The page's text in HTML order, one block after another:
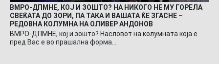
ВМРО-ДПМНЕ, КОЈ И ЗОШТО? НА НИКОГО НЕ МУ ГОРЕЛА
СВЕЌАТА ДО ЗОРИ, ПА ТАКА И ВАШАТА ЌЕ ЗГАСНЕ –
РЕДОВНА КОЛУМНА НА ОЛИВЕР АНДОНОВ
ВМРО-ДПМНЕ, кој и зошто? Насловот на колумната која е
пред Вас е во прашална форма…